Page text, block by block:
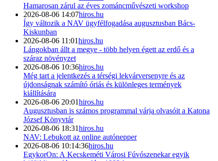
Hamarosan zárul az éves zománcművészeti workshop
2026-08-06 14:07hiros.hu
Így változik a NAV ügyfélfogadása augusztusban Bács-
Kiskunban
2026-08-06 11:01hiros.hu
Lángokban állt a megye - több helyen égett az erdő és a
száraz növényzet
2026-08-06 10:36hiros.hu
Még tart a jelentkezés a térségi lekvárversenyre és az
újdonságnak számító óriás és különleges termények
kiállítására
2026-08-06 20:01hiros.hu
Augusztusban is számos programmal várja olvasóit a Katona
József Könyvtár
2026-08-06 18:31hiros.hu
NAV: Lebukott az online autónepper
2026-08-06 10:14:36hiros.hu
EgykorOn: A Kecskeméti Városi Fúvószenekar egyik